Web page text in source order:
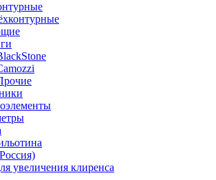
увеличения клиренса